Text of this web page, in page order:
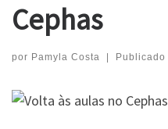
Cephas
por Pamyla Costa | Publicado